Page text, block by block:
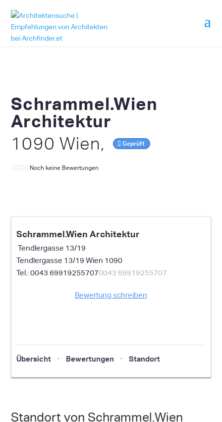
Schrammel.Wien
Architektur
1090 Wien, Geprüft
Noch keine Bewertungen
Schrammel.Wien Architektur
Tendlergasse 13/19
Tendlergasse 13/19 Wien 1090
0043 699192557070043 69919255707
Bewertung schreiben
Übersicht Bewertungen Standort
Standort von Schrammel.Wien